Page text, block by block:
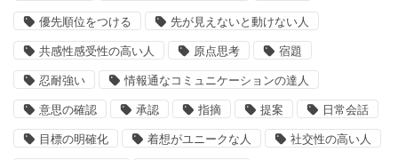
優先順位をつける 先が見えないと動けない人
共感性感受性の高い人 原点思考 宿題
忍耐強い 情報通なコミュニケーションの達人
意思の確認 承認 指摘 提案 日常会話
目標の明確化 着想がユニークな人 社交性の高い人